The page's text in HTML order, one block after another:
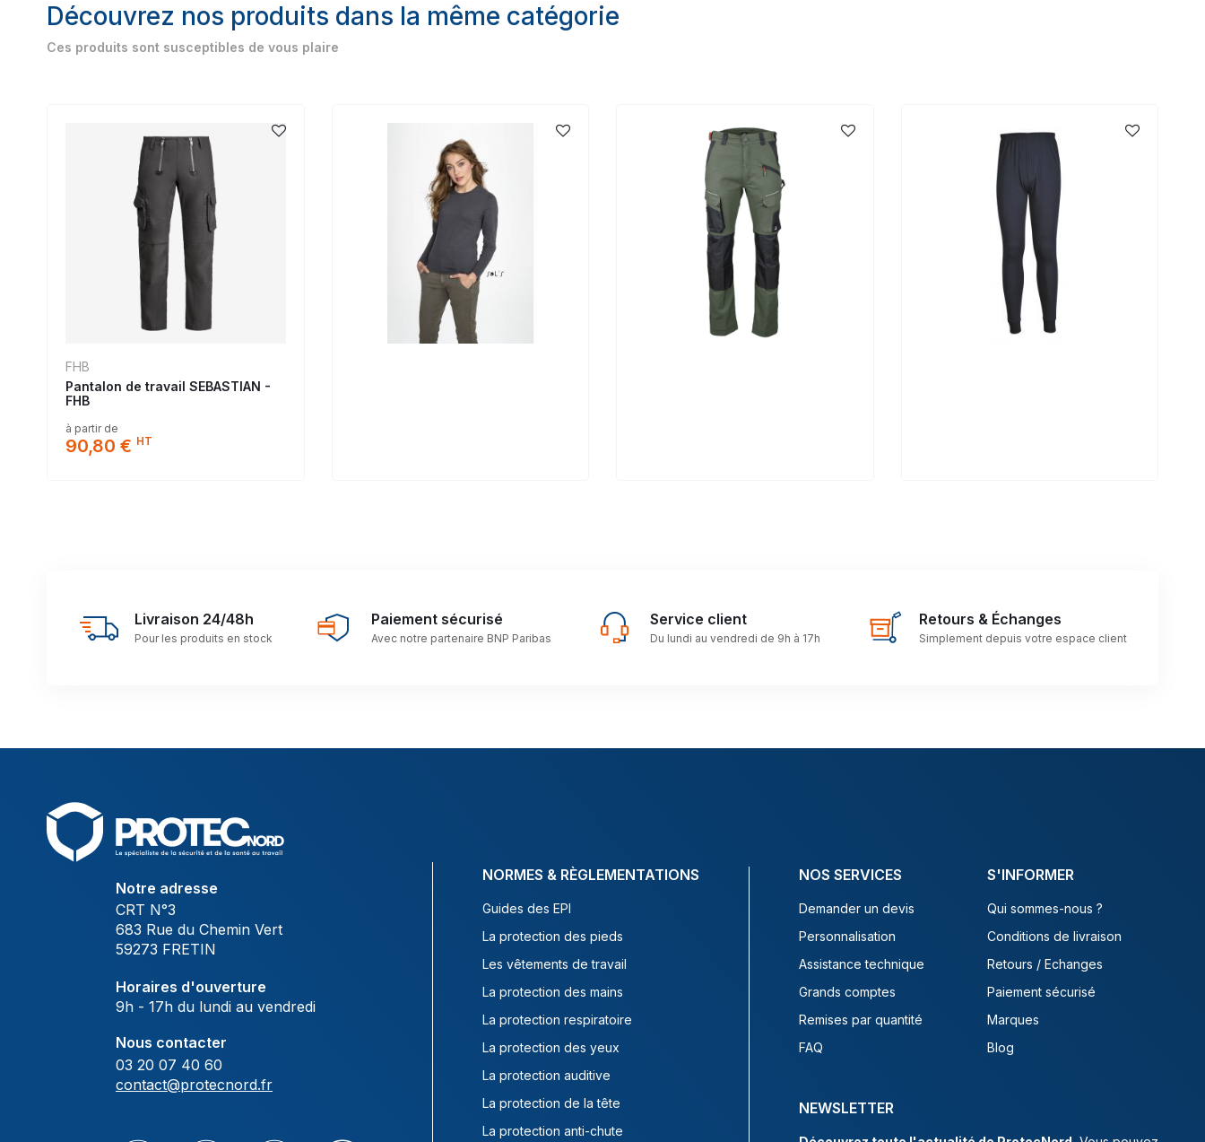
Découvrez nos produits dans la même catégorie
Ces produits sont susceptibles de vous plaire
FHB
Pantalon de travail SEBASTIAN -
FHB
à partir de
90,80 € HT
Livraison 24/48h
Pour les produits en stock
Paiement sécurisé
Avec notre partenaire BNP Paribas
Service client
Du lundi au vendredi de 9h à 17h
Retours & Échanges
Simplement depuis votre espace client
Notre adresse
CRT N°3
683 Rue du Chemin Vert
59273 FRETIN
Horaires d'ouverture
9h - 17h du lundi au vendredi
Nous contacter
03 20 07 40 60
contact@protecnord.fr
NORMES & RÈGLEMENTATIONS
Guides des EPI
La protection des pieds
Les vêtements de travail
La protection des mains
La protection respiratoire
La protection des yeux
La protection auditive
La protection de la tête
La protection anti-chute
NOS SERVICES
Demander un devis
Personnalisation
Assistance technique
Grands comptes
Remises par quantité
FAQ
S'INFORMER
Qui sommes-nous ?
Conditions de livraison
Retours / Echanges
Paiement sécurisé
Marques
Blog
NEWSLETTER